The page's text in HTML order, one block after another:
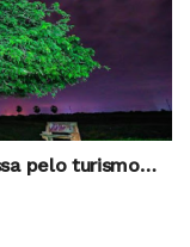
pelo turismo…